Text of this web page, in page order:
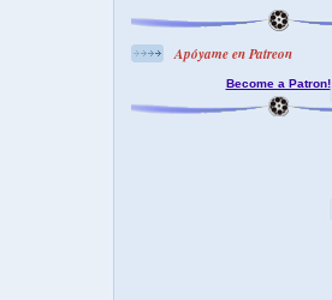
Apóyame en Patreon
Become a Patron!